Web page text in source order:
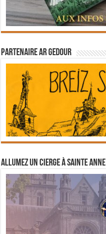
Partenaire Ar Gedour
Allumez un cierge à Sainte Anne